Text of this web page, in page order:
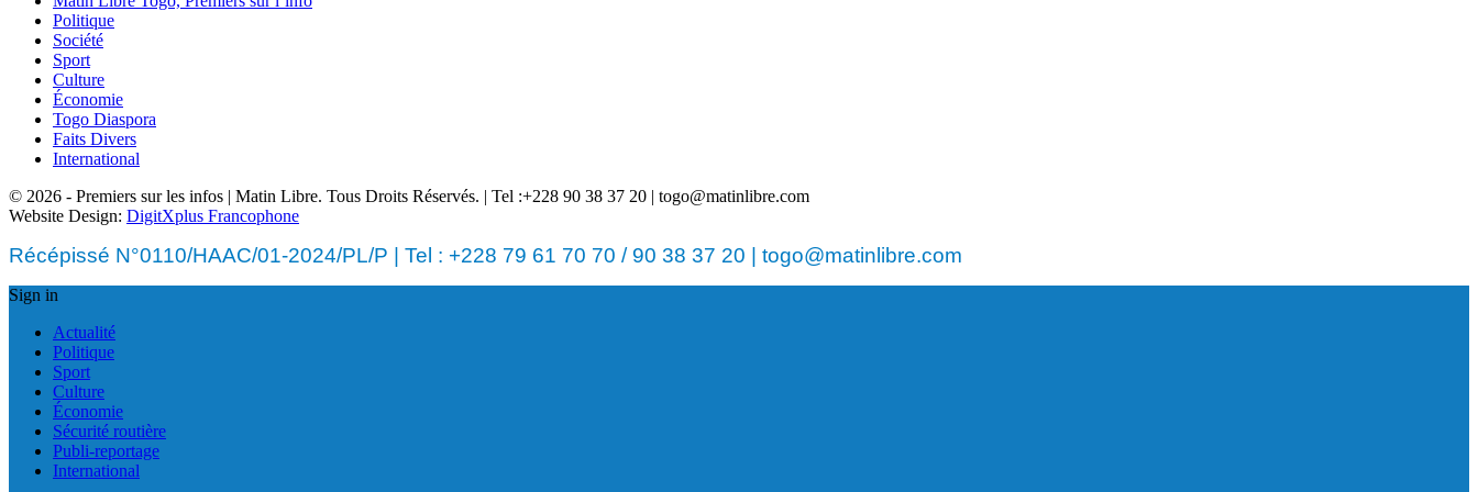
Politique
Société
Sport
Culture
Économie
Togo Diaspora
Faits Divers
International
© 2026 - Premiers sur les infos | Matin Libre. Tous Droits Réservés. | Tel :+228 90 38 37 20 | togo@matinlibre.com
Website Design: DigitXplus Francophone
Récépissé N°0110/HAAC/01-2024/PL/P | Tel : +228 79 61 70 70 / 90 38 37 20 | togo@matinlibre.com
Sign in
Actualité
Politique
Sport
Culture
Économie
Sécurité routière
Publi-reportage
International